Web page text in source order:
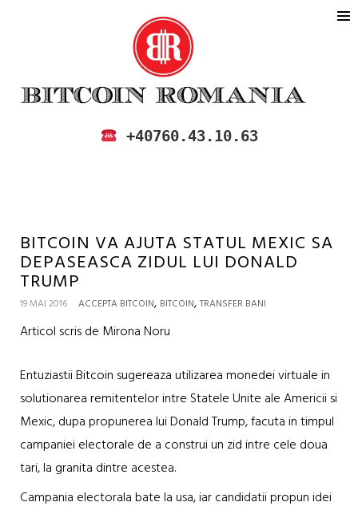
BITCOIN ROMANIA
CUMPARA SI VINDE BITCOIN IN
+40760.43.10.63
BITCOIN VA AJUTA STATUL MEXIC SA
DEPASEASCA ZIDUL LUI DONALD
TRUMP
19 MAI 2016 ACCEPTA BITCOIN, BITCOIN, TRANSFER BANI
Articol scris de Mirona Noru
Entuziastii Bitcoin sugereaza utilizarea monedei virtuale in
solutionarea remitentelor intre Statele Unite ale Americii si
Mexic, dupa propunerea lui Donald Trump, facuta in timpul
campaniei electorale de a construi un zid intre cele doua
tari, la granita dintre acestea.
Campania electorala bate la usa, iar candidatii propun idei